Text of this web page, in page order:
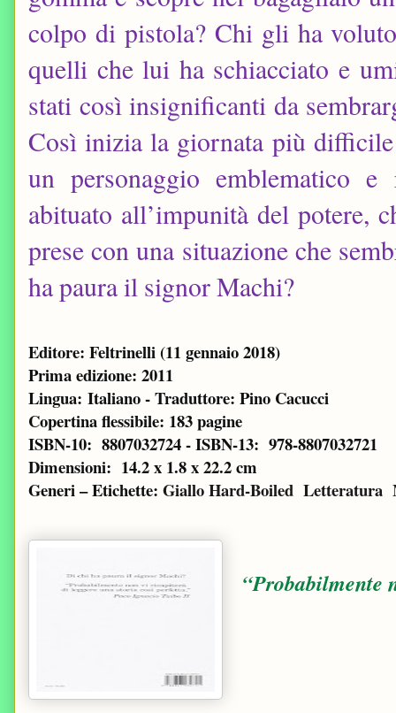
colpo di pistola? Chi gli ha
quelli che lui ha schiacciato e
stati così insignificanti da
Così inizia la giornata più
un personaggio emblematico
abituato all’impunità del potere,
prese con una situazione che
ha paura il signor Machi?
Editore: Feltrinelli (11 gennaio 2018)
Prima edizione: 2011
Lingua: Italiano - Traduttore: Pino Cacucci
Copertina flessibile: 183 pagine
ISBN-10: ‎ 8807032724 - ISBN-13: ‎ 978-8807032721
Dimensioni: ‎ 14.2 x 1.8 x 22.2 cm
Generi – Etichette: GialloHard-Boiled Letteratura
“Probabilmente